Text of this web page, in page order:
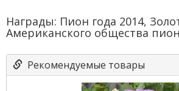
Награды: Пион года 2014,
Американского общества
Рекомендуемые товары